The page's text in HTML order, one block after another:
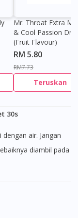
Mr. Throat Extra
& Cool Passion
(Fruit Flavour)
RM 5.80
RM7.73
Teruskan
30s
diambil pada